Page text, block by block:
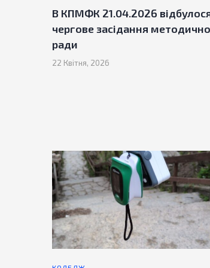
В КПМФК 21.04.2026
чергове засідання
ради
22 Квітня, 2026